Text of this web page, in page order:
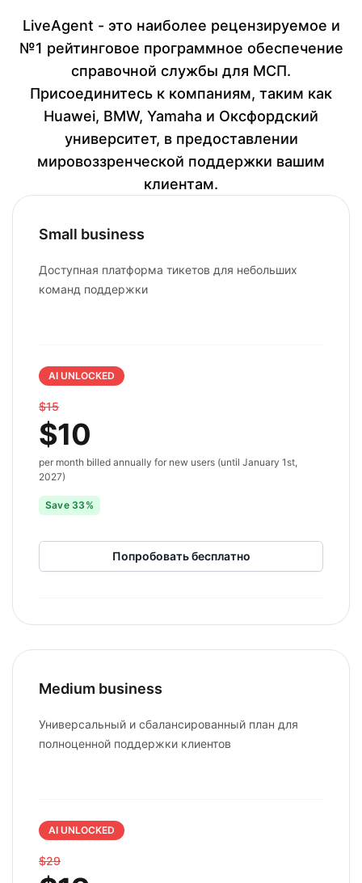
LiveAgent - это наиболее рецензируемое и
№1 рейтинговое программное обеспечение
справочной службы для МСП.
Присоединитесь к компаниям, таким как
Huawei, BMW, Yamaha и Оксфордский
университет, в предоставлении
мировоззренческой поддержки вашим
клиентам.
Small business
Доступная платформа тикетов для небольших
команд поддержки
AI UNLOCKED
$15
$10
per month billed annually for new users (until January 1st,
2027)
Save 33%
Попробовать бесплатно
Medium business
Универсальный и сбалансированный план для
полноценной поддержки клиентов
AI UNLOCKED
$29